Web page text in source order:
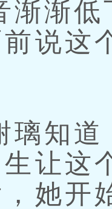
渐低
说这
知道
生让这
她开